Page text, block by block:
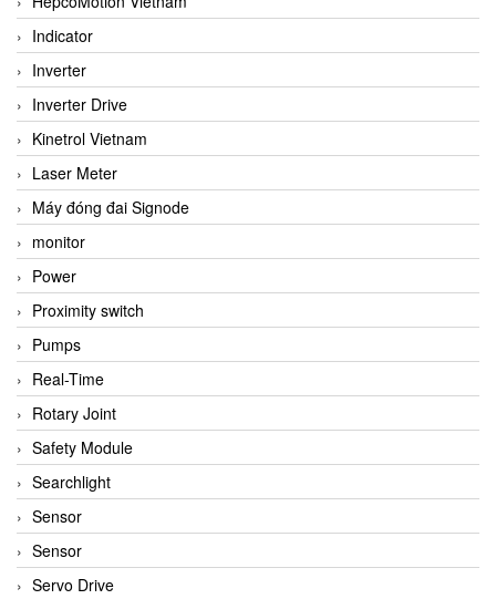
Indicator
Inverter
Inverter Drive
Kinetrol Vietnam
Laser Meter
Máy đóng đai Signode
monitor
Power
Proximity switch
Pumps
Real-Time
Rotary Joint
Safety Module
Searchlight
Sensor
Sensor
Servo Drive